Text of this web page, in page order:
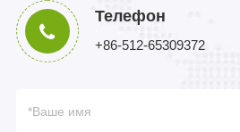
Телефон
+86-512-65309372